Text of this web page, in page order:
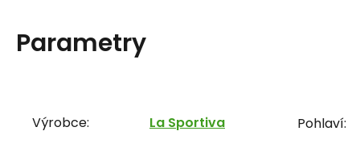
Parametry
Výrobce: La Sportiva Pohlaví: